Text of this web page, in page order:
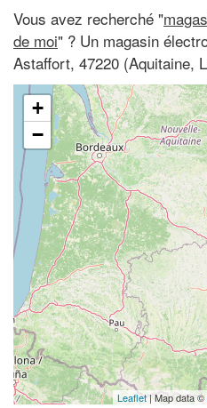
Vous avez recherché "
de moi" ? Un magasin
Astaffort, 47220 (Aquitaine,
+
−
Leaflet | Map data ©